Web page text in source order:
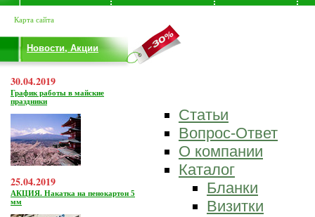
Карта сайта
Новости, Акции
30.04.2019
График работы в майские
праздники
25.04.2019
АКЦИЯ. Накатка на пенокартон 5
мм
Статьи
Вопрос-Ответ
О компании
Каталог
Бланки
Визитки